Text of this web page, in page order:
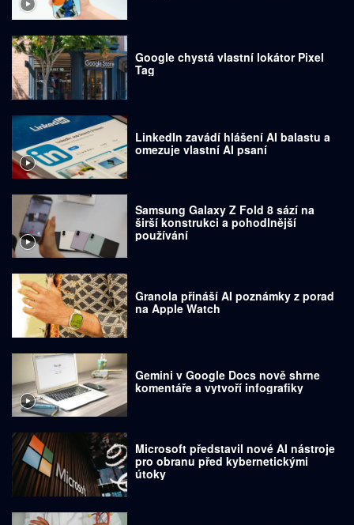
Google chystá vlastní lokátor Pixel
Tag
LinkedIn zavádí hlášení AI balastu a
omezuje vlastní AI psaní
Samsung Galaxy Z Fold 8 sází na
širší konstrukci a pohodlnější
používání
Granola přináší AI poznámky z porad
na Apple Watch
Gemini v Google Docs nově shrne
komentáře a vytvoří infografiky
Microsoft představil nové AI nástroje
pro obranu před kybernetickými
útoky